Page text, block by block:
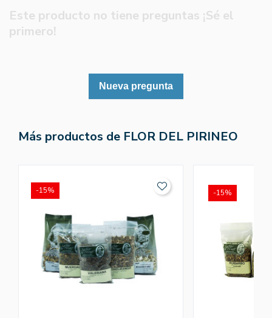
Este producto no tiene preguntas ¡Sé el
primero!
Nueva pregunta
Más productos de FLOR DEL PIRINEO
-15% -15%